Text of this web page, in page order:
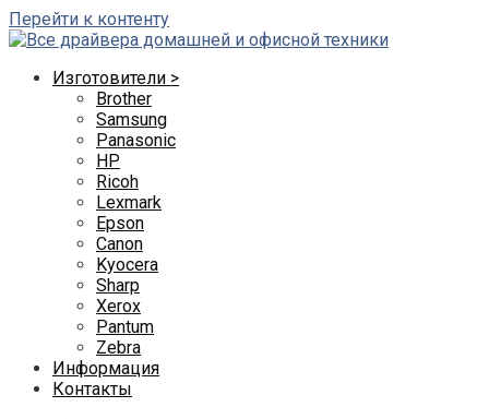
Перейти к контенту
Изготовители >
Brother
Samsung
Panasonic
HP
Ricoh
Lexmark
Epson
Canon
Kyocera
Sharp
Xerox
Pantum
Zebra
Информация
Контакты